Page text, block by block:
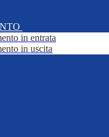
in entrata
in uscita